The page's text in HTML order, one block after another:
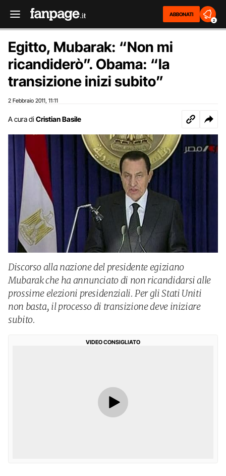
ABBONATI
2
Egitto, Mubarak: “Non mi
ricandiderò”. Obama: “la
transizione inizi subito”
2 Febbraio 2011 11:11
A cura di Cristian Basile
Discorso alla nazione del presidente egiziano
Mubarak che ha annunciato di non ricandidarsi alle
prossime elezioni presidenziali. Per gli Stati Uniti
non basta, il processo di transizione deve iniziare
subito.
VIDEO CONSIGLIATO